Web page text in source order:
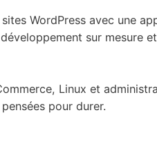
WordPress avec une
sur mesure
Linux et
pour durer.